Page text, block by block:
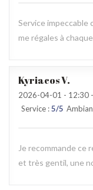
Service impeccable
me régales à
KyriacosV
2026-04-01 - 12:30
Service :5/5
Je recommande ce
et très gentil, une